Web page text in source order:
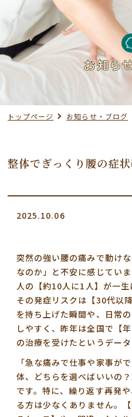
トップページ お知らせ・ブログ
整体でぎっくり腰の症
2025.10.06
突然の強い腰の痛みで動け
なのか」と不安に感じてい
人の【約10人に1人】が一生
その発症リスクは【30代以
を持ち上げた瞬間や、日常
しやすく、昨年は全国で【
の治療を受けたというデータ
「急な痛みで仕事や家事が
体、どちらを選べばいいの
です。特に、繰り返す再発
る方は少なくありません。